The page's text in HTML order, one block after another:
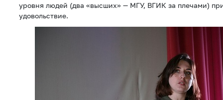
уровня людей (два «высших» — МГУ, ВГИК за плечами)
удовольствие.